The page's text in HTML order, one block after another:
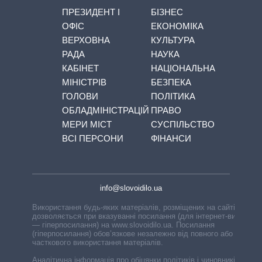
ПРЕЗИДЕНТ І
ОФІС
ВЕРХОВНА
РАДА
КАБІНЕТ
МІНІСТРІВ
ГОЛОВИ
ОБЛАДМІНІСТРАЦІЙ
МЕРИ МІСТ
ВСІ ПЕРСОНИ
БІЗНЕС
ЕКОНОМІКА
КУЛЬТУРА
НАУКА
НАЦІОНАЛЬНА
БЕЗПЕКА
ПОЛІТИКА
ПРАВО
СУСПІЛЬСТВО
ФІНАНСИ
info@slovoidilo.ua
Використання будь-яких матеріалів, розміщених на сайті,
дозволяється при вказуванні посилання (для інтернет-видань
— гіперпосилання) на www.slovoidilo.ua. Посилання
(гіперпосилання) обов’язкове незалежно від повного або
часткового використання матеріалів.
Аналітична інформація про обіцянки політиків і чиновників,